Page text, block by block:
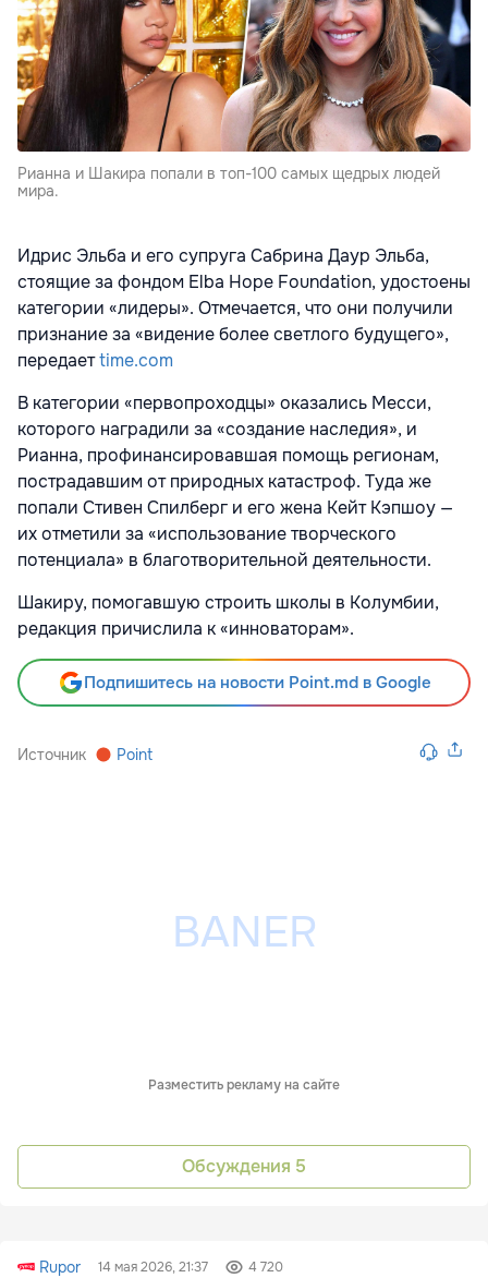
Рианна и Шакира попали в топ-100 самых щедрых людей
мира.
Идрис Эльба и его супруга Сабрина Даур Эльба,
стоящие за фондом Elba Hope Foundation, удостоены
категории «лидеры». Отмечается, что они получили
признание за «видение более светлого будущего»,
передаетtime.com
В категории «первопроходцы» оказались Месси,
которого наградили за «создание наследия», и
Рианна, профинансировавшая помощь регионам,
пострадавшим от природных катастроф. Туда же
попали Стивен Спилберг и его жена Кейт Кэпшоу —
их отметили за «использование творческого
потенциала» в благотворительной деятельности.
Шакиру, помогавшую строить школы в Колумбии,
редакция причислила к «инноваторам».
Подпишитесь на новости Point.md в Google
Источник Point
Разместить рекламу на сайте
Обсуждения 5
Rupor 14 мая 2026, 21:37 4 720